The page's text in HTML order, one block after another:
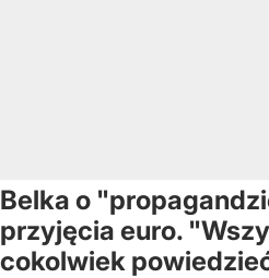
Belka o
przyjęcia euro.
cokolwiek